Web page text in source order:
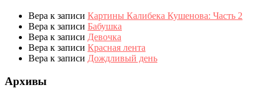
Вера к записи Картины Калибека Кушенова: Часть 2
Вера к записи Бабушка
Вера к записи Девочка
Вера к записи Красная лента
Вера к записи Дождливый день
Архивы